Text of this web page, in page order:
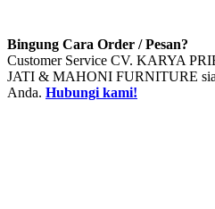
Bingung Cara Order / Pesan?
Customer Service CV. KARYA
JATI & MAHONI FURNITURE
Anda. Hubungi kami!